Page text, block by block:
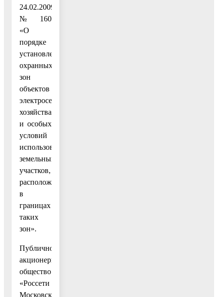
24.02.2009
№ 160
«О
порядке
установления
охранных
зон
объектов
электросетевого
хозяйства
и особых
условий
использования
земельных
участков,
расположенных
в
границах
таких
зон».
Публичное
акционерное
общество
«Россети
Московский